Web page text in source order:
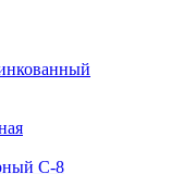
С-8